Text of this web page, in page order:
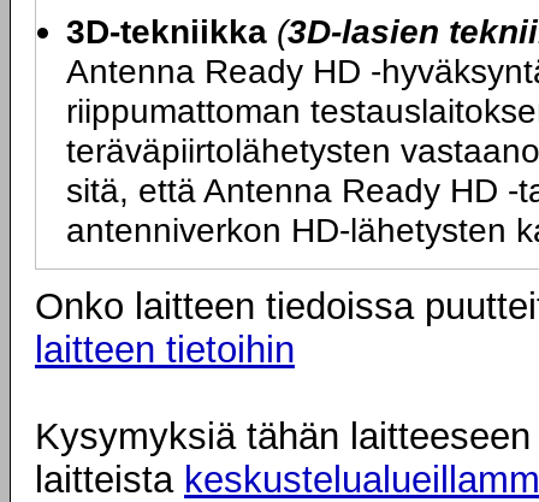
3D-tekniikka (3D-lasien
Antenna Ready HD -
riippumattoman
teräväpiirtolähetysten
sitä, että Antenna Ready HD -
antenniverkon HD-lähetysten
Onko laitteen tiedoissa
laitteen tietoihin
Kysymyksiä tähän
laitteista